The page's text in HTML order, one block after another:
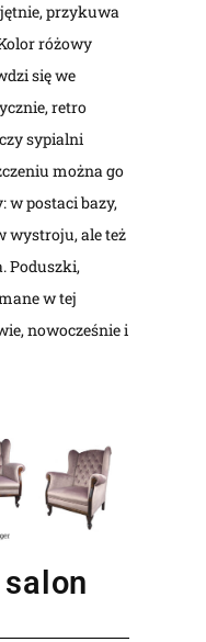
przykuwa
różowy
się we
retro
sypialni
można go
w postaci bazy,
wystroju, ale też
Poduszki,
w tej
nowocześnie i